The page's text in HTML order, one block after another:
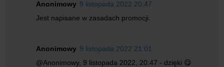
Anonimowy 9 listopada 2022 20:47
Jest napisane w zasadach promocji.
Anonimowy 9 listopada 2022 21:01
@Anonimowy, 9 listopada 2022, 20:47 - dzięki 😋